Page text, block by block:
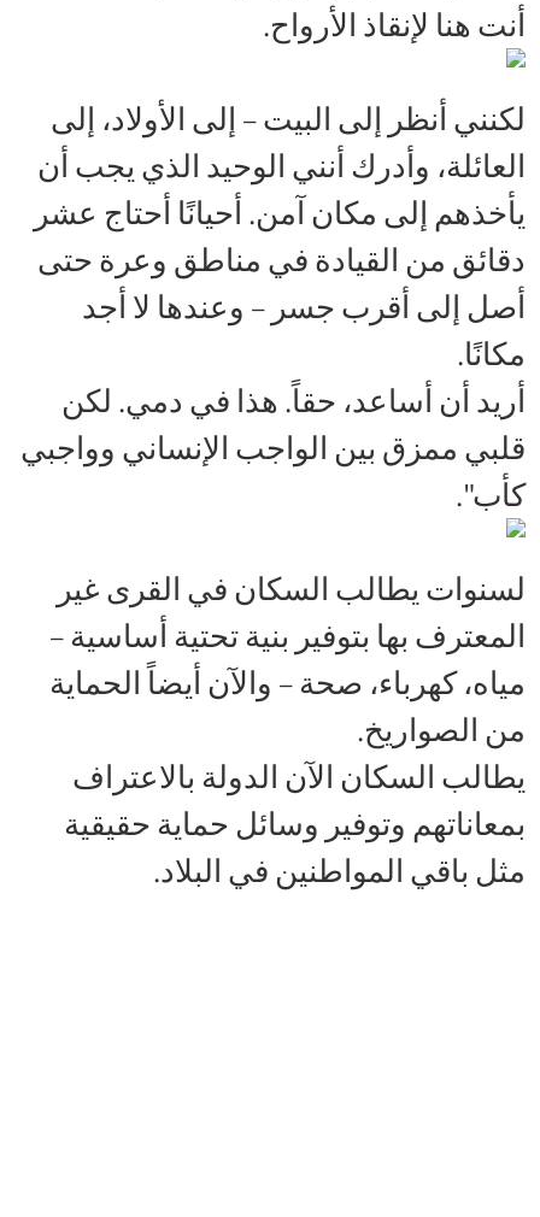
أنت هنا لإنقاذ الأرواح.
لكنني أنظر إلى البيت – إلى الأولاد، إلى
العائلة، وأدرك أنني الوحيد الذي يجب أن
يأخذهم إلى مكان آمن. أحيانًا أحتاج عشر
دقائق من القيادة في مناطق وعرة حتى
أصل إلى أقرب جسر – وعندها لا أجد
مكانًا.
أريد أن أساعد، حقاً. هذا في دمي. لكن
قلبي ممزق بين الواجب الإنساني وواجبي
كأب".
لسنوات يطالب السكان في القرى غير
المعترف بها بتوفير بنية تحتية أساسية –
مياه، كهرباء، صحة – والآن أيضاً الحماية
من الصواريخ.
يطالب السكان الآن الدولة بالاعتراف
بمعاناتهم وتوفير وسائل حماية حقيقية
مثل باقي المواطنين في البلاد.